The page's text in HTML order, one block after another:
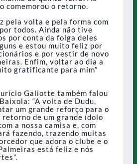
comemorou o retorno.
pela volta e pela forma com
todos. Ainda não tive
por conta da folga deles
e estou muito feliz por
e por vestir de novo
Enfim, voltar ao dia a
gratificante para mim”
Galiotte também falou
“A volta de Dudu,
um grande reforço para o
retorno de um grande ídolo
a nossa camisa e, com
fazendo, trazendo muitas
que adora o clube e o
está feliz e nós